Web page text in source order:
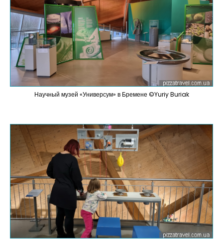
Научный музей «Универсум» в Бремене ©Yuriy Buriak